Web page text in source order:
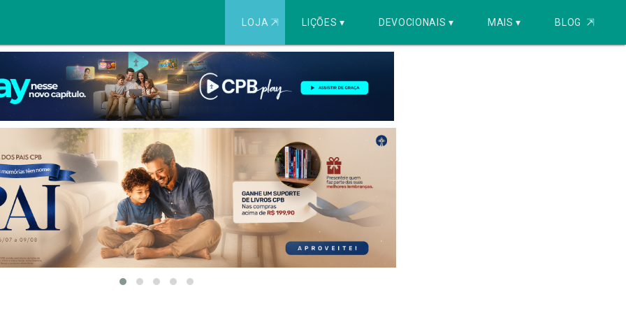
LOJA ⇱ LIÇÕES ▾ DEVOCIONAIS ▾ MAIS ▾ BLOG ⇱